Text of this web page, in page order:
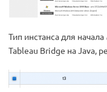
Тип инстанса для начала
Tableau Bridge на Java,